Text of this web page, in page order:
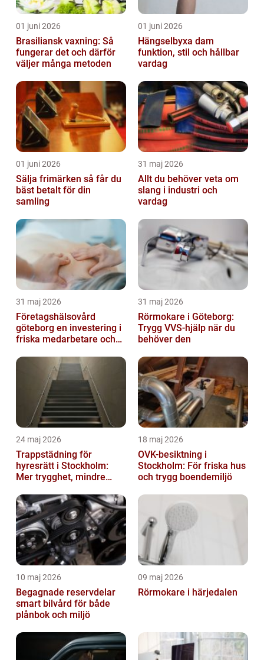
01 juni 2026
Brasiliansk vaxning: Så
fungerar det och därför
väljer många metoden
01 juni 2026
Hängselbyxa dam
funktion, stil och hållbar
vardag
01 juni 2026
Sälja frimärken så får du
bäst betalt för din
samling
31 maj 2026
Allt du behöver veta om
slang i industri och
vardag
31 maj 2026
Företagshälsovård
göteborg en investering i
friska medarbetare och
31 maj 2026
Rörmokare i Göteborg:
Trygg VVS-hjälp när du
behöver den
24 maj 2026
Trappstädning för
hyresrätt i Stockholm:
Mer trygghet, mindre
18 maj 2026
OVK-besiktning i
Stockholm: För friska hus
och trygg boendemiljö
10 maj 2026
Begagnade reservdelar
smart bilvård för både
plånbok och miljö
09 maj 2026
Rörmokare i härjedalen